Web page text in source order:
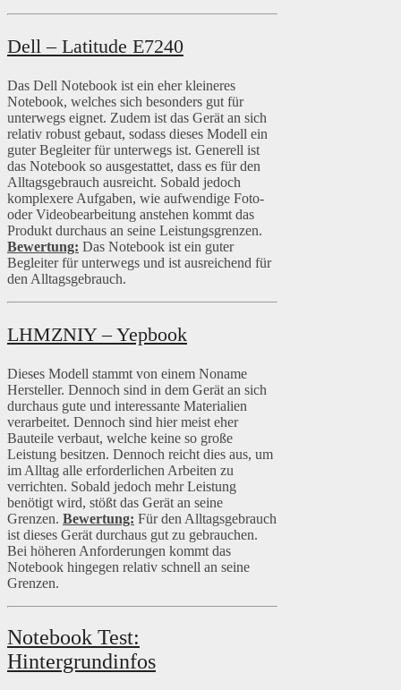
Dell – Latitude E7240
Das Dell Notebook ist ein eher kleineres
Notebook, welches sich besonders gut für
unterwegs eignet. Zudem ist das Gerät an sich
relativ robust gebaut, sodass dieses Modell ein
guter Begleiter für unterwegs ist. Generell ist
das Notebook so ausgestattet, dass es für den
Alltagsgebrauch ausreicht. Sobald jedoch
komplexere Aufgaben, wie aufwendige Foto-
oder Videobearbeitung anstehen kommt das
Produkt durchaus an seine Leistungsgrenzen.
Bewertung: Das Notebook ist ein guter
Begleiter für unterwegs und ist ausreichend für
den Alltagsgebrauch.
LHMZNIY – Yepbook
Dieses Modell stammt von einem Noname
Hersteller. Dennoch sind in dem Gerät an sich
durchaus gute und interessante Materialien
verarbeitet. Dennoch sind hier meist eher
Bauteile verbaut, welche keine so große
Leistung besitzen. Dennoch reicht dies aus, um
im Alltag alle erforderlichen Arbeiten zu
verrichten. Sobald jedoch mehr Leistung
benötigt wird, stößt das Gerät an seine
Grenzen. Bewertung: Für den Alltagsgebrauch
ist dieses Gerät durchaus gut zu gebrauchen.
Bei höheren Anforderungen kommt das
Notebook hingegen relativ schnell an seine
Grenzen.
Notebook Test:
Hintergrundinfos